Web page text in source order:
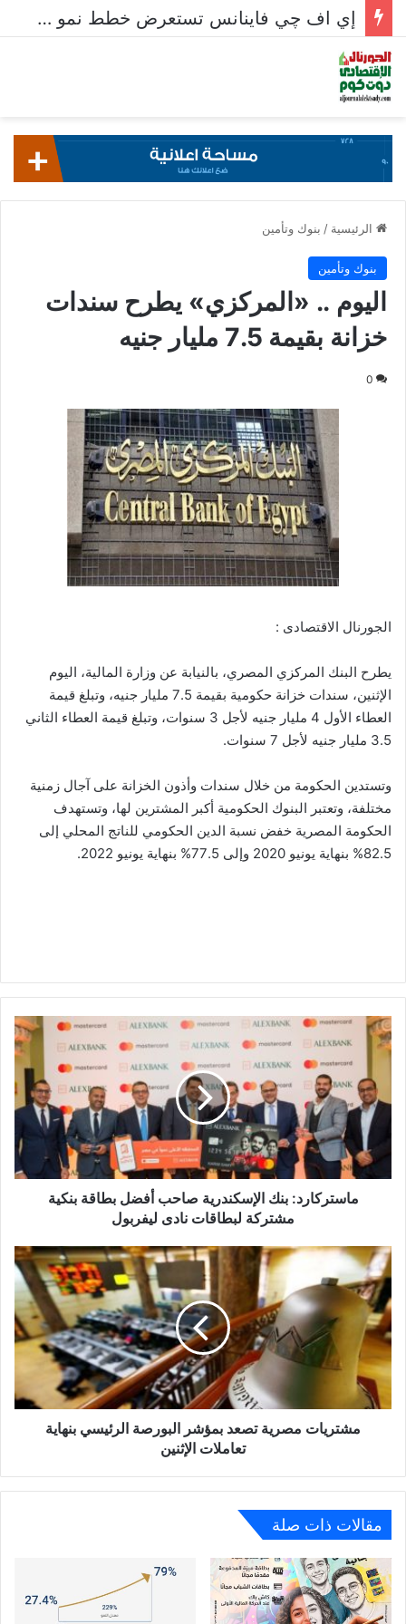
إي اف چي فاينانس تستعرض خطط نمو «بلد» لتعزيز حضورها في سوق تحويلات المصريين بالخارج
الرئيسية / بنوك وتأمين
بنوك وتأمين
اليوم .. «المركزي» يطرح سندات
خزانة بقيمة 7.5 مليار جنيه
0
الجورنال الاقتصادى :
يطرح البنك المركزي المصري، بالنيابة عن وزارة المالية، اليوم
الإثنين، سندات خزانة حكومية بقيمة 7.5 مليار جنيه، وتبلغ قيمة
العطاء الأول 4 مليار جنيه لأجل 3 سنوات، وتبلغ قيمة العطاء الثاني
3.5 مليار جنيه لأجل 7 سنوات.
وتستدين الحكومة من خلال سندات وأذون الخزانة على آجال زمنية
مختلفة، وتعتبر البنوك الحكومية أكبر المشترين لها، وتستهدف
الحكومة المصرية خفض نسبة الدين الحكومي للناتج المحلي إلى
82.5% بنهاية يونيو 2020 وإلى 77.5% بنهاية يونيو 2022.
ماستركارد:
بنك
الإسكندرية
صاحب
أفضل
بطاقة
بنكية
مشتركة
لبطاقات
ماستركارد: بنك الإسكندرية صاحب أفضل بطاقة بنكية
مشتركة لبطاقات نادى ليفربول
مشتريات
مصرية
تصعد
بمؤشر
البورصة
الرئيسي
بنهاية
تعاملات
الإثنين
مشتريات مصرية تصعد بمؤشر البورصة الرئيسي بنهاية
تعاملات الإثنين
مقالات ذات صلة